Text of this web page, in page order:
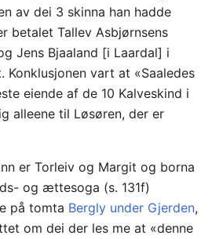
av dei 3 skinna han hadde
betalet Tallev Asbjørnsens
Jens Bjaaland [i Laardal] i
Konklusjonen vart at «Saaledes
eiende af de 10 Kalveskind i
alleene til Løsøren, der er
er Torleiv og Margit og borna
og ættesoga (s. 131f)
på tomta Bergly under Gjerden,
om dei der les me at «denne